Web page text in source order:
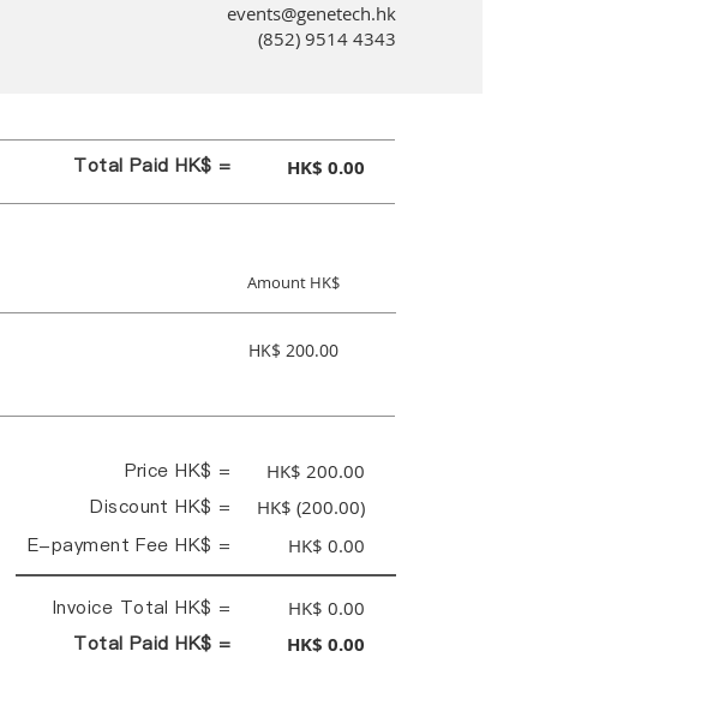
events@genetech.hk
(852) 9514 4343
Total Paid HK$ = HK$ 0.00
Amount HK$
HK$ 200.00
Price HK$ = HK$ 200.00
Discount HK$ = HK$ (200.00)
E-payment Fee HK$ = HK$ 0.00
Invoice Total HK$ = HK$ 0.00
Total Paid HK$ = HK$ 0.00